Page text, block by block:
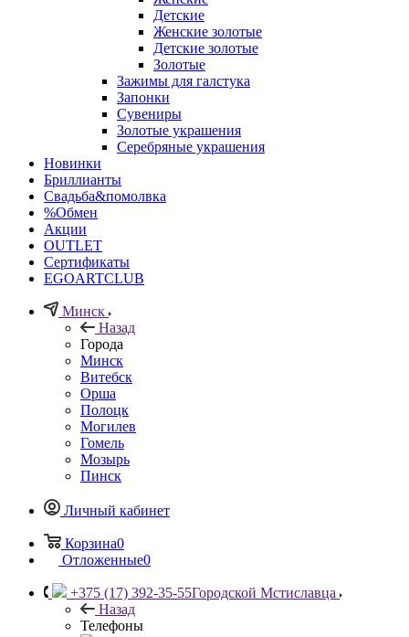
Детские
Женские золотые
Детские золотые
Золотые
Зажимы для галстука
Запонки
Сувениры
Золотые украшения
Серебряные украшения
Новинки
Бриллианты
Свадьба&помолвка
%Обмен
Акции
OUTLET
Сертификаты
EGOARTCLUB
Минск
Назад
Города
Минск
Витебск
Орша
Полоцк
Могилев
Гомель
Мозырь
Пинск
Личный кабинет
Корзина0
Отложенные0
+375 (17) 392-35-55Городской Мстиславца
Назад
Телефоны